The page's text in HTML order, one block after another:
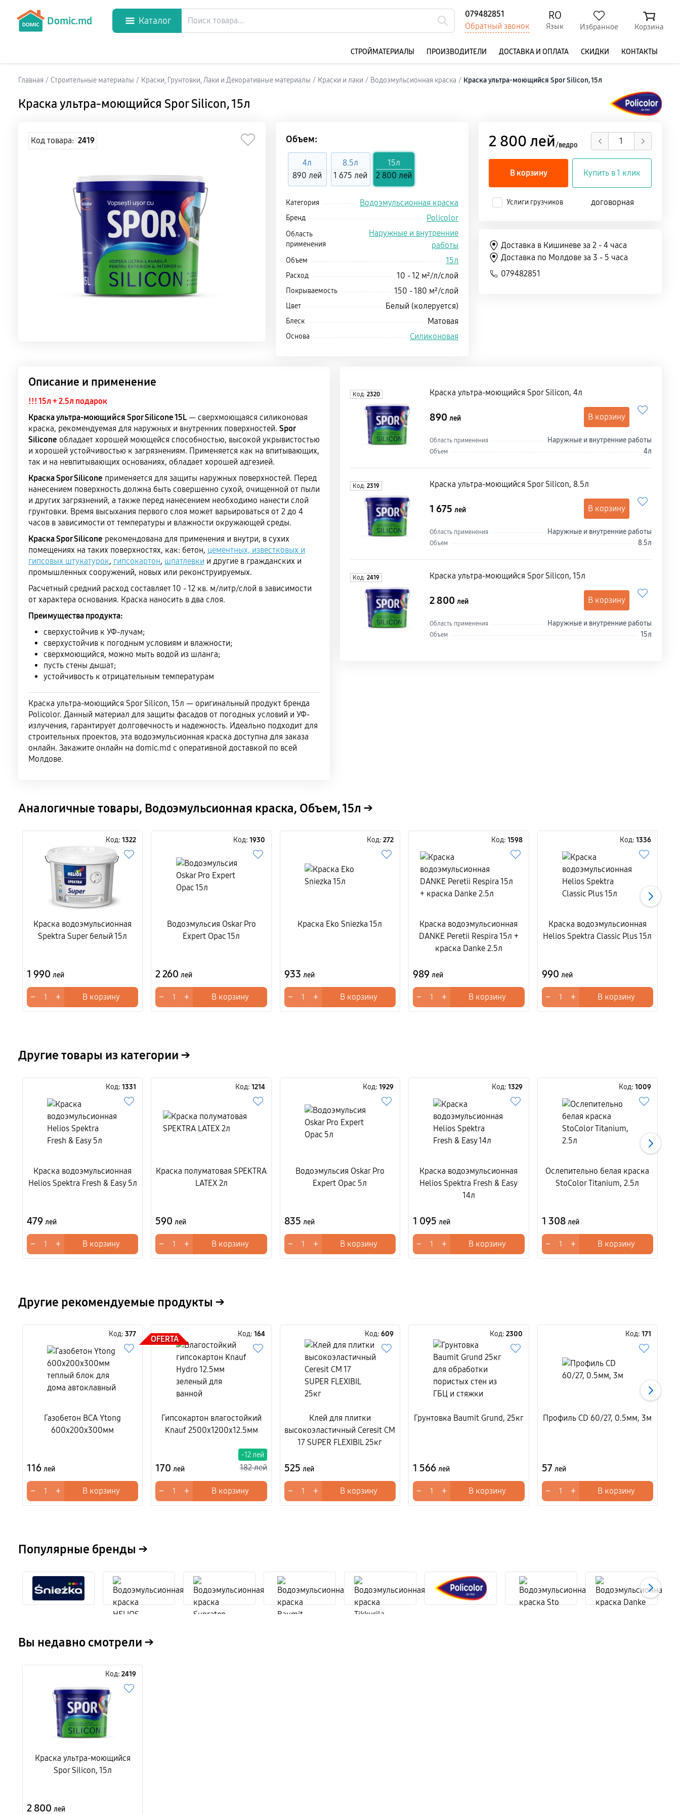
Domic.md Каталог
079482851
Обратный звонок
RO
Язык Избранное Корзина
CТРОЙМАТЕРИАЛЫ ПРОИЗВОДИТЕЛИ ДОСТАВКА И ОПЛАТА СКИДКИ КОНТАКТЫ
Главная / Строительные материалы / Краски, Грунтовки, Лаки и Декоративные материалы / Краски и лаки / Водоэмульсионная краска / Краска ультра-моющийся Spor Silicon, 15л
Краска ультра-моющийся Spor Silicon, 15л
Код товара: 2419 Объем:
4л
890 лей
8.5л
1 675 лей
15л
2 800 лей
Категория Водоэмульсионная краска
Бренд Policolor
Область
применения
Наружные и внутренние
работы
Объем 15л
Расход 10 - 12 м²/л/слой
Покрываемость 150 - 180 м²/слой
Цвет Белый (колеруется)
Блеск Матовая
Основа Силиконовая
2 800 лей/ведро
В корзину Купить в 1 клик
Услиги грузчиков договорная
Доставка в Кишиневе за 2 - 4 часа
Доставка по Молдове за 3 - 5 часа
079482851
Описание и применение
!!! 15л + 2.5л подарок
Краска ультра-моющийся Spor Silicone 15L — сверхмоющаяся силиконовая
краска, рекомендуемая для наружных и внутренних поверхностей. Spor
Silicone обладает хорошей моющейся способностью, высокой укрывистостью
и хорошей устойчивостью к загрязнениям. Применяется как на впитывающих,
так и на невпитывающих основаниях, обладает хорошей адгезией.
Краска Spor Silicone применяется для защиты наружных поверхностей. Перед
нанесением поверхность должна быть совершенно сухой, очищенной от пыли
и других загрязнений, а также перед нанесением необходимо нанести слой
грунтовки. Время высыхания первого слоя может варьироваться от 2 до 4
часов в зависимости от температуры и влажности окружающей среды.
Краска Spor Silicone рекомендована для применения и внутри, в сухих
помещениях на таких поверхностях, как: бетон, цементных, известковых и
гипсовых штукатурок, гипсокартон, шпатлевки и другие в гражданских и
промышленных сооружений, новых или реконструируемых.
Расчетный средний расход составляет 10 - 12 кв. м/литр/слой в зависимости
от характера основания. Краска наносить в два слоя.
Преимущества продукта:
сверхустойчив к УФ-лучам;
сверхустойчив к погодным условиям и влажности;
сверхмоющийся, можно мыть водой из шланга;
пусть стены дышат;
устойчивость к отрицательным температурам
Краска ультра-моющийся Spor Silicon, 15л — оригинальный продукт бренда
Policolor. Данный материал для защиты фасадов от погодных условий и УФ-
излучения, гарантирует долговечность и надежность. Идеально подходит для
строительных проектов, эта водоэмульсионная краска доступна для заказа
онлайн. Закажите онлайн на domic.md с оперативной доставкой по всей
Молдове.
Код: 2320 Краска ультра-моющийся Spor Silicon, 4л
890 лей В корзину
Область применения Наружные и внутренние работы
Объем 4л
Код: 2319 Краска ультра-моющийся Spor Silicon, 8.5л
1 675 лей В корзину
Область применения Наружные и внутренние работы
Объем 8.5л
Код: 2419 Краска ультра-моющийся Spor Silicon, 15л
2 800 лей В корзину
Область применения Наружные и внутренние работы
Объем 15л
Аналогичные товары, Водоэмульсионная краска, Объем, 15л →
Код:1322
Краска водоэмульсионная
Spektra Super белый 15л
1 990 лей
− + В корзину
Код: 1930
Водоэмульсия Oskar Pro
Expert Opac 15л
2 260лей
− + В корзину
Код:272
Краска Eko Sniezka 15л
933 лей
− + В корзину
Код: 1598
Краска водоэмульсионная
DANKE Peretii Respira 15л +
краска Danke 2.5л
989лей
− + В корзину
Код: 1336
Краска водоэмульсионная
Helios Spektra Classic Plus 15л
990 лей
− + В корзину
Другие товары из категории →
Код:1331
Краска водоэмульсионная
Helios Spektra Fresh & Easy 5л
479 лей
− + В корзину
Код: 1214
Краска полуматовая SPEKTRA
LATEX 2л
590лей
− + В корзину
Код:1929
Водоэмульсия Oskar Pro
Expert Opac 5л
835 лей
− + В корзину
Код: 1329
Краска водоэмульсионная
Helios Spektra Fresh & Easy
14л
1 095лей
− + В корзину
Код: 1009
Ослепительно белая краска
StoColor Titanium, 2.5л
1 308 лей
− + В корзину
Другие рекомендуемые продукты →
Код:377
Газобетон BCA Ytong
600x200x300мм
116 лей
− + В корзину
OFERTA
Код: 164
Гипсокартон влагостойкий
Knauf 2500x1200x12.5мм
170лей 182 лей
-12 лей
− + В корзину
Код:609
Клей для плитки
высокоэластичный Ceresit CM
17 SUPER FLEXIBIL 25кг
525 лей
− + В корзину
Код: 2300
Грунтовка Baumit Grund, 25кг
1 566лей
− + В корзину
Код: 171
Профиль CD 60/27, 0.5мм, 3м
57 лей
− + В корзину
Популярные бренды →
Вы недавно смотрели →
Код:2419
Краска ультра-моющийся
Spor Silicon, 15л
2 800 лей